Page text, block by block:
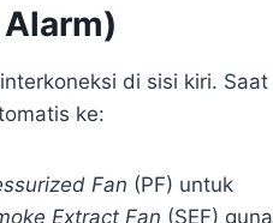
di sisi kiri. Saat
ke:
Fan (PF) untuk
Extract Fan (SEF) guna